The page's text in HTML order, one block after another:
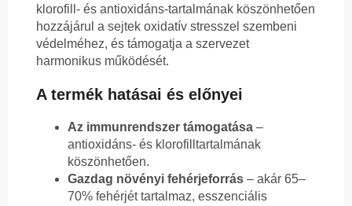
klorofill- és antioxidáns-tartalmának köszönhetően
hozzájárul a sejtek oxidatív stresszel szembeni
védelméhez, és támogatja a szervezet
harmonikus működését.
A termék hatásai és előnyei
Az immunrendszer támogatása –
antioxidáns- és klorofilltartalmának
köszönhetően.
Gazdag növényi fehérjeforrás – akár 65–
70% fehérjét tartalmaz, esszenciális